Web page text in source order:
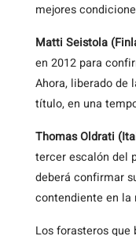
mejores
Matti Seistola
en 2012 para
Ahora, liberado de
título, en una
Thomas Oldrati
tercer escalón del
deberá confirmar
contendiente en la
Los forasteros que